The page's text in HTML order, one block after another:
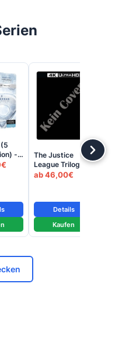
-
The Justice
League Trilogie -
4K Blu-ray (UHD
ab 46,00€
Details
Kaufen